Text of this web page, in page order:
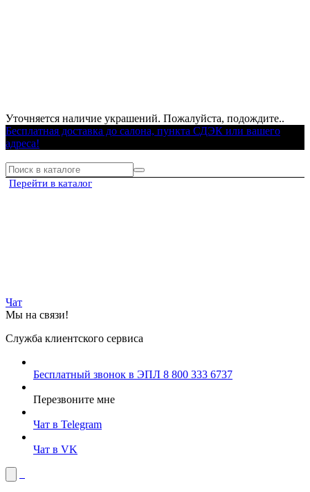
Уточняется наличие украшений. Пожалуйста, подождите..
Бесплатная доставка до салона, пункта СДЭК или вашего
адреса!
Перейти в каталог
Чат
Мы на связи!
Служба клиентского сервиса
Бесплатный звонок в ЭПЛ 8 800 333 6737
Перезвоните мне
Чат в Telegram
Чат в VK